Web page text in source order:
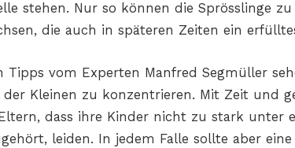
stehen. Nur so können die Sprösslinge
die auch in späteren Zeiten ein
Tipps vom Experten Manfred Segmüller
der Kleinen zu konzentrieren. Mit Zeit und
dass ihre Kinder nicht zu stark unter
leiden. In jedem Falle sollte aber